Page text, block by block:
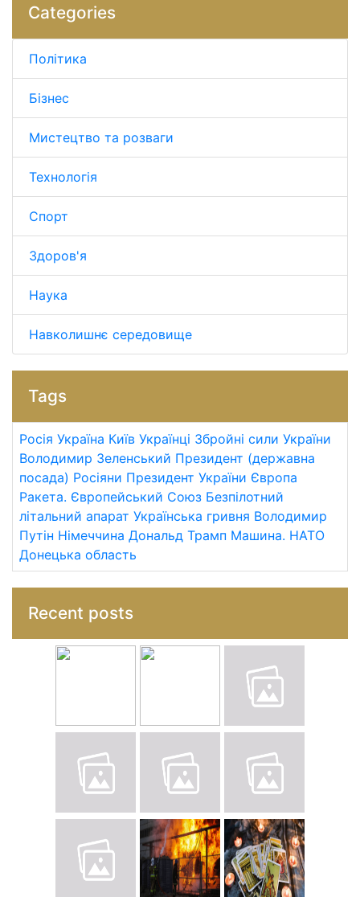
Categories
Політика
Бізнес
Мистецтво та розваги
Технологія
Спорт
Здоров'я
Наука
Навколишнє середовище
Tags
Росія Україна Київ Українці Збройні сили України
Володимир Зеленський Президент (державна
посада) Росіяни Президент України Європа
Ракета. Європейський Союз Безпілотний
літальний апарат Українська гривня Володимир
Путін Німеччина Дональд Трамп Машина. НАТО
Донецька область
Recent posts